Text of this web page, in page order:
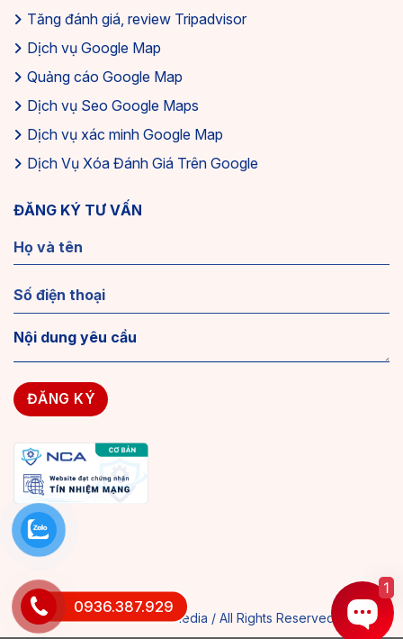
Tăng đánh giá, review Tripadvisor
Dịch vụ Google Map
Quảng cáo Google Map
Dịch vụ Seo Google Maps
Dịch vụ xác minh Google Map
Dịch Vụ Xóa Đánh Giá Trên Google
ĐĂNG KÝ TƯ VẤN
© 2018 MAXWEB Media / All Rights Reserved.
0936.387.929
1